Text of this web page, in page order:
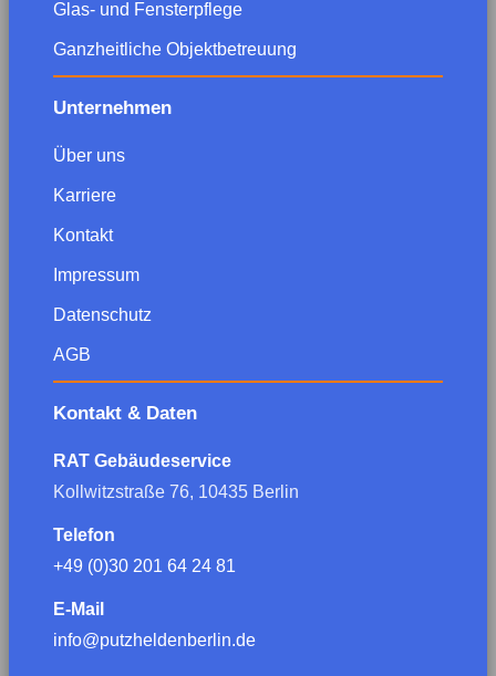
Glas- und Fensterpflege
Ganzheitliche Objektbetreuung
Unternehmen
Über uns
Karriere
Kontakt
Impressum
Datenschutz
AGB
Kontakt & Daten
RAT Gebäudeservice
Kollwitzstraße 76, 10435 Berlin
Telefon
+49 (0)30 201 64 24 81
E-Mail
info@putzheldenberlin.de